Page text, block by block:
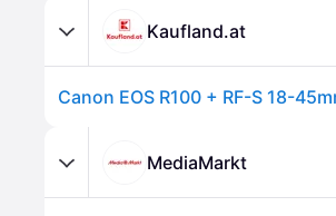
Kaufland.at
MediaMarkt